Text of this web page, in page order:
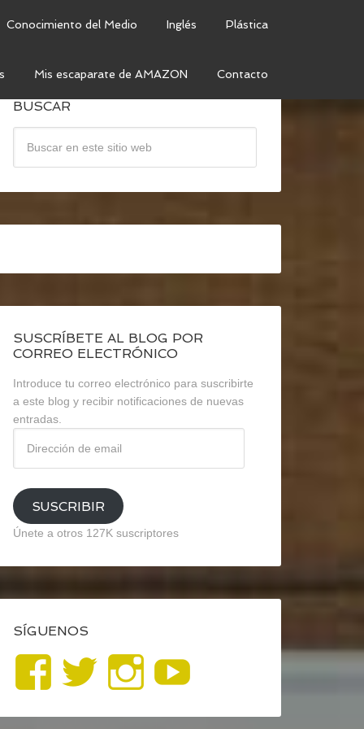
Conocimiento del Medio Inglés Plástica
Mis escaparate de AMAZON Contacto
BUSCAR
SUSCRÍBETE AL BLOG POR
CORREO ELECTRÓNICO
Introduce tu correo electrónico para suscribirte
a este blog y recibir notificaciones de nuevas
entradas.
email
SUSCRIBIR
Únete a otros 127K suscriptores
SÍGUENOS
Ver
perfil
Ver
perfil
Ver
perfil